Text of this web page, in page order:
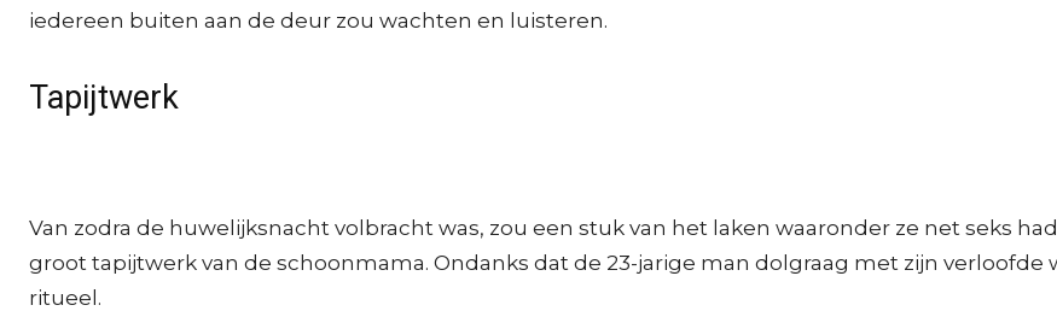
iedereen buiten aan de deur zou wachten en luisteren.
Tapijtwerk
Van zodra de huwelijksnacht volbracht was, zou een stuk van het laken waaronder ze net seks
groot tapijtwerk van de schoonmama. Ondanks dat de 23-jarige man dolgraag met zijn
ritueel.